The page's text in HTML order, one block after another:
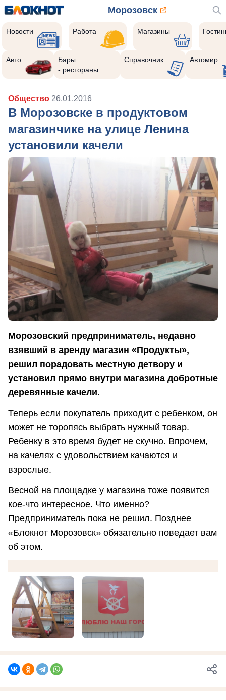
Морозовск
Новости Работа Магазины
Авто
Бары
- рестораны
Справочник Автомир
Общество 26.01.2016
В Морозовске в продуктовом
магазинчике на улице Ленина
установили качели
Морозовский предприниматель, недавно
взявший в аренду магазин «Продукты»,
решил порадовать местную детвору и
установил прямо внутри магазина добротные
деревянные качели.
Теперь если покупатель приходит с ребенком, он
может не торопясь выбрать нужный товар.
Ребенку в это время будет не скучно. Впрочем,
на качелях с удовольствием качаются и
взрослые.
Весной на площадке у магазина тоже появится
кое-что интересное. Что именно?
Предприниматель пока не решил. Позднее
«Блокнот Морозовск» обязательно поведает вам
об этом.